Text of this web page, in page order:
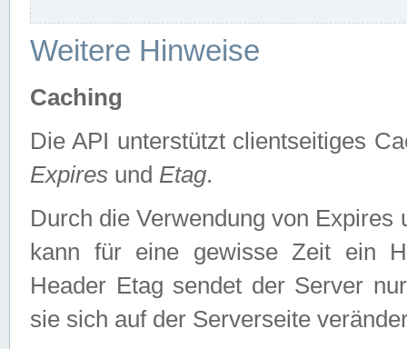
Weitere Hinweise
Caching
Die API unterstützt clientseitiges
Expires und Etag.
Durch die Verwendung von
kann für eine gewisse Zeit ein
Header Etag sendet der Server
sie sich auf der Serverseite